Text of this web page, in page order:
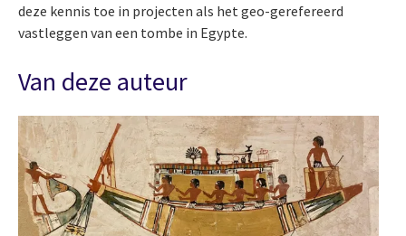
deze kennis toe in projecten als het geo-gerefereerd
vastleggen van een tombe in Egypte.
Van deze auteur